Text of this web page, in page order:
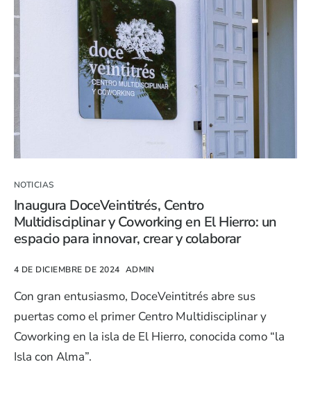
NOTICIAS
Inaugura DoceVeintitrés, Centro
Multidisciplinar y Coworking en El Hierro: un
espacio para innovar, crear y colaborar
4 DE DICIEMBRE DE 2024 ADMIN
Con gran entusiasmo, DoceVeintitrés abre sus
puertas como el primer Centro Multidisciplinar y
Coworking en la isla de El Hierro, conocida como “la
Isla con Alma”.